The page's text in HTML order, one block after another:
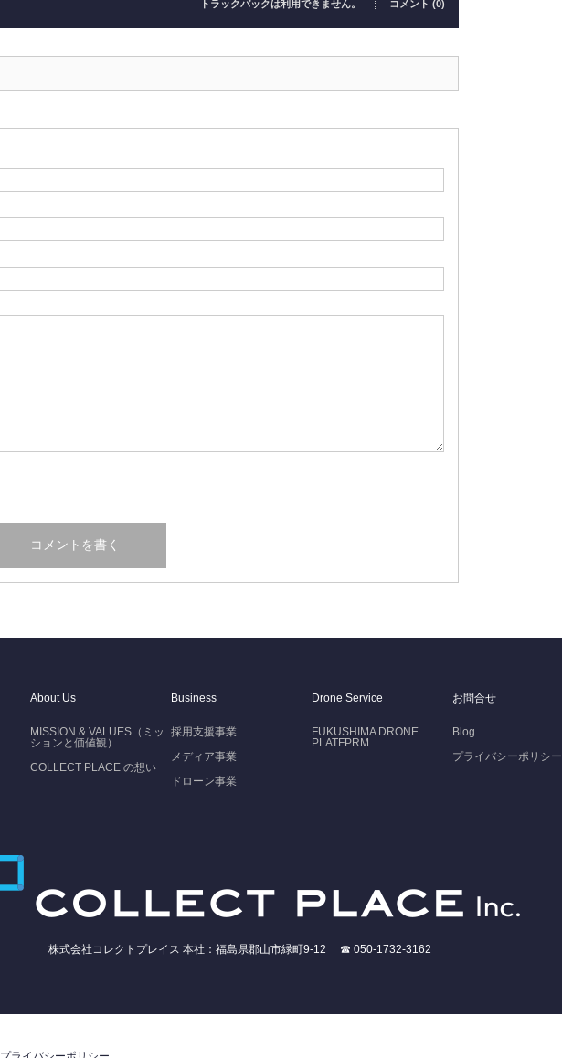
トラックバックは利用できません。 コメント (0)
About Us
MISSION & VALUES（ミッ
ションと価値観）
COLLECT PLACE の想い
Business
採用支援事業
メディア事業
ドローン事業
Drone Service
FUKUSHIMA DRONE
PLATFPRM
お問合せ
Blog
プライバシーポリシー
株式会社コレクトプレイス 本社：福島県郡山市緑町9-12 ☎ 050-1732-3162